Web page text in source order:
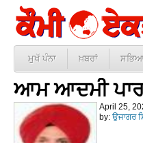
ਮੁਖੱ ਪੰਨਾ ਖ਼ਬਰਾਂ
ਆਮ ਆਦਮੀ
April 25,
by: ਉਜਾਗਰ